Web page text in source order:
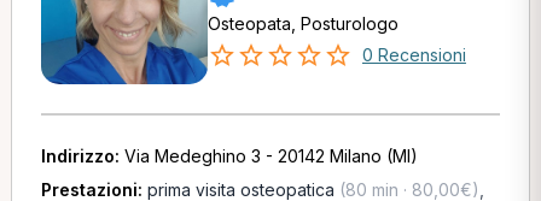
Osteopata, Posturologo
0 Recensioni
Indirizzo: Via Medeghino 3 - 20142 Milano (MI)
Prestazioni: prima visita osteopatica (80 min · 80,00€)